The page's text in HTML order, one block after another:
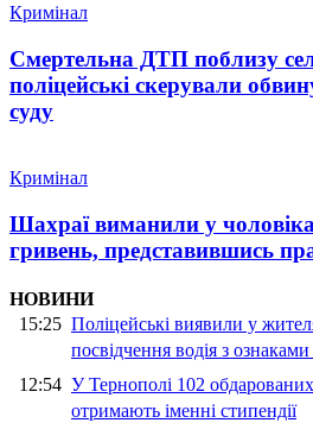
Кримінал
Смертельна ДТП поблизу
поліцейські скерували
суду
Кримінал
Шахраї виманили у
гривень, представившись
НОВИНИ
15:25 Поліцейські виявили у
посвідчення водія з
12:54 У Тернополі 102 обдарованих
отримають іменні стипендії